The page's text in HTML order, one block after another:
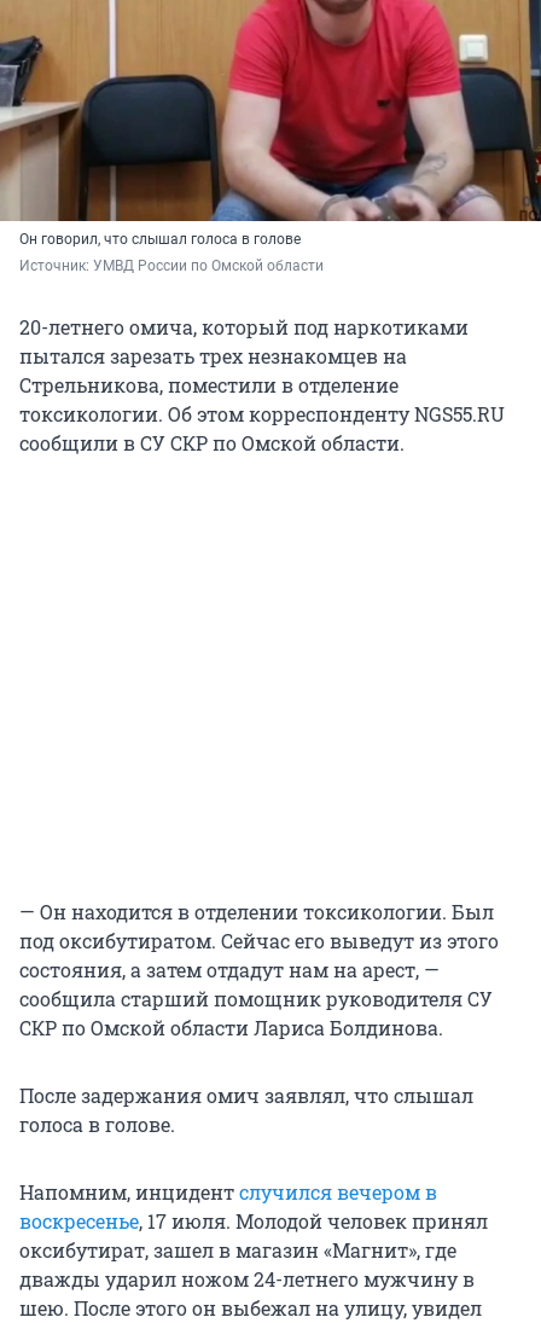
Он говорил, что слышал голоса в голове
Источник: УМВД России по Омской области
20-летнего омича, который под наркотиками
пытался зарезать трех незнакомцев на
Стрельникова, поместили в отделение
токсикологии. Об этом корреспонденту NGS55.RU
сообщили в СУ СКР по Омской области.
— Он находится в отделении токсикологии. Был
под оксибутиратом. Сейчас его выведут из этого
состояния, а затем отдадут нам на арест, —
сообщила старший помощник руководителя СУ
СКР по Омской области Лариса Болдинова.
После задержания омич заявлял, что слышал
голоса в голове.
Напомним, инцидентслучился вечером в
воскресенье, 17 июля. Молодой человек принял
оксибутират, зашел в магазин «Магнит», где
дважды ударил ножом 24-летнего мужчину в
шею. После этого он выбежал на улицу, увидел